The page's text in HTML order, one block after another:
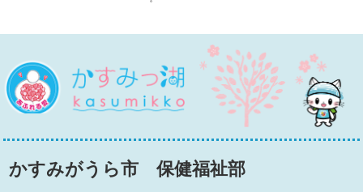
かすみっ湖
かすみがうら市 保健福祉部